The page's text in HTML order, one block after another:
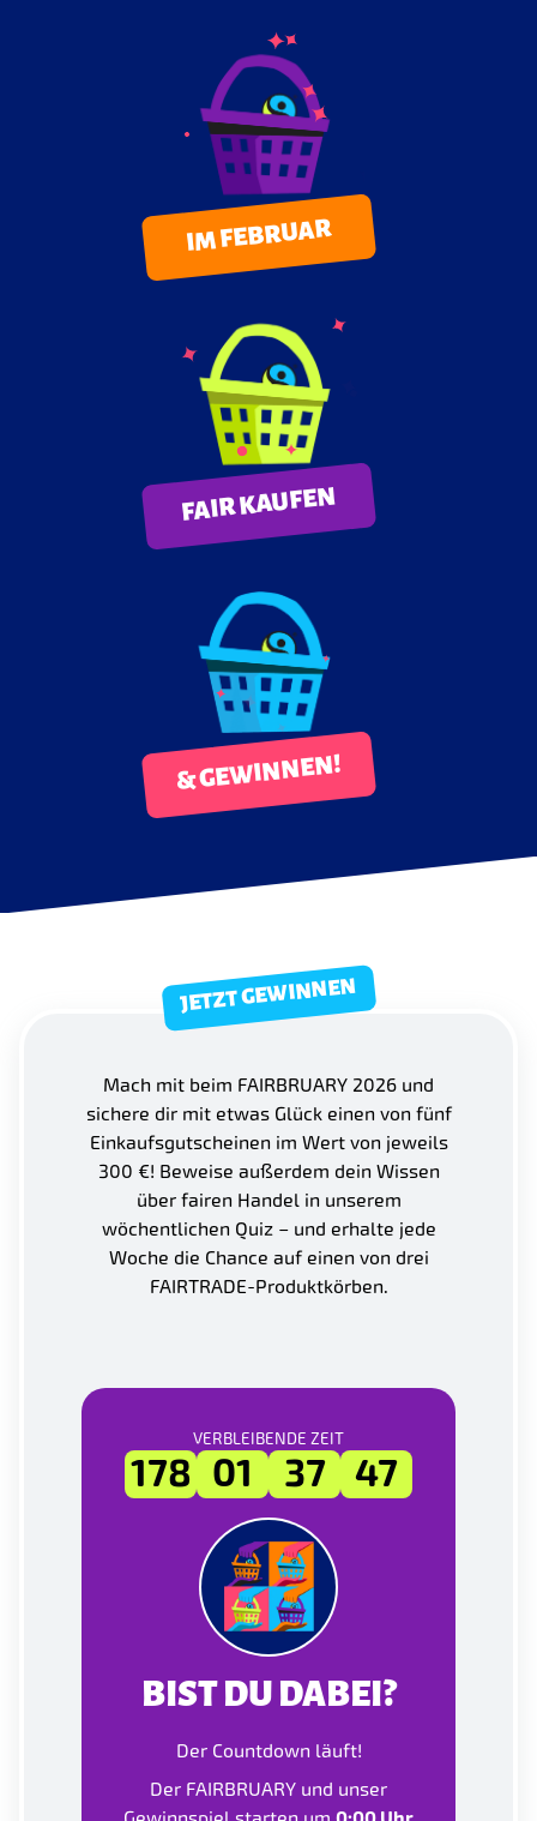
IM FEBRUAR
FAIR KAUFEN
& GEWINNEN!
JETZT GEWINNEN
Mach mit beim FAIRBRUARY 2026 und
sichere dir mit etwas Glück einen von fünf
Einkaufsgutscheinen im Wert von jeweils
300 €! Beweise außerdem dein Wissen
über fairen Handel in unserem
wöchentlichen Quiz – und erhalte jede
Woche die Chance auf einen von drei
FAIRTRADE-Produktkörben.
VERBLEIBENDE ZEIT
178 01 37 46
BIST DU DABEI?
Der Countdown läuft!
Der FAIRBRUARY und unser